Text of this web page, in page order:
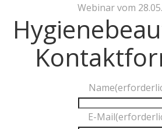
Webinar vom
Name
E-Mail